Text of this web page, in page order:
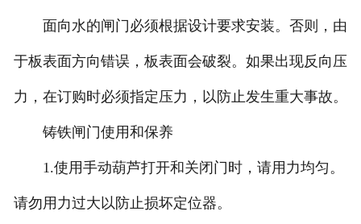
面向水的闸门必须根据设计要求安装。否则，由
于板表面方向错误，板表面会破裂。如果出现反向压
力，在订购时必须指定压力，以防止发生重大事故。
铸铁闸门使用和保养
1.使用手动葫芦打开和关闭门时，请用力均匀。
请勿用力过大以防止损坏定位器。